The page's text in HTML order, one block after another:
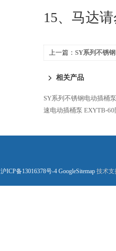
15、马达
上一篇： SY系列不锈
相关产品
SY系列不锈钢电动插桶
速电动插桶泵 EXYTB-
沪ICP备13016378号-4 GoogleSitemap 技术支